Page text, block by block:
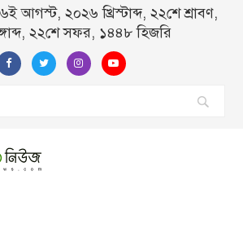
আগস্ট, ২০২৬ খ্রিস্টাব্দ, ২২শে শ্রাবণ,
২২শে সফর, ১৪৪৮ হিজরি